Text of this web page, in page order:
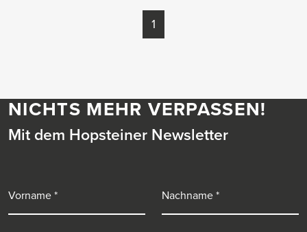
1
NICHTS MEHR VERPASSEN!
Mit dem Hopsteiner Newsletter